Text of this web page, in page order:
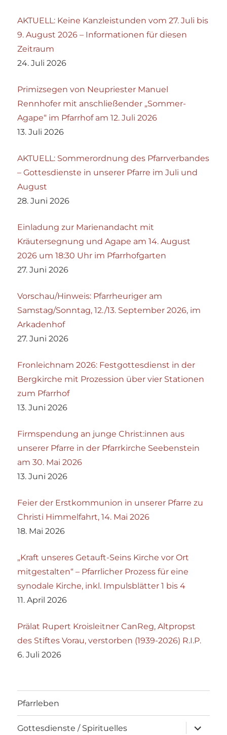
AKTUELL: Keine Kanzleistunden vom 27. Juli bis
9. August 2026 – Informationen für diesen
Zeitraum
24. Juli 2026
Primizsegen von Neupriester Manuel
Rennhofer mit anschließender „Sommer-
Agape“ im Pfarrhof am 12. Juli 2026
13. Juli 2026
AKTUELL: Sommerordnung des Pfarrverbandes
– Gottesdienste in unserer Pfarre im Juli und
August
28. Juni 2026
Einladung zur Marienandacht mit
Kräutersegnung und Agape am 14. August
2026 um 18:30 Uhr im Pfarrhofgarten
27. Juni 2026
Vorschau/Hinweis: Pfarrheuriger am
Samstag/Sonntag, 12./13. September 2026, im
Arkadenhof
27. Juni 2026
Fronleichnam 2026: Festgottesdienst in der
Bergkirche mit Prozession über vier Stationen
zum Pfarrhof
13. Juni 2026
Firmspendung an junge Christ:innen aus
unserer Pfarre in der Pfarrkirche Seebenstein
am 30. Mai 2026
13. Juni 2026
Feier der Erstkommunion in unserer Pfarre zu
Christi Himmelfahrt, 14. Mai 2026
18. Mai 2026
„Kraft unseres Getauft-Seins Kirche vor Ort
mitgestalten“ – Pfarrlicher Prozess für eine
synodale Kirche, inkl. Impulsblätter 1 bis 4
11. April 2026
Prälat Rupert Kroisleitner CanReg, Altpropst
des Stiftes Vorau, verstorben (1939-2026) R.I.P.
6. Juli 2026
Pfarrleben
Gottesdienste / Spirituelles